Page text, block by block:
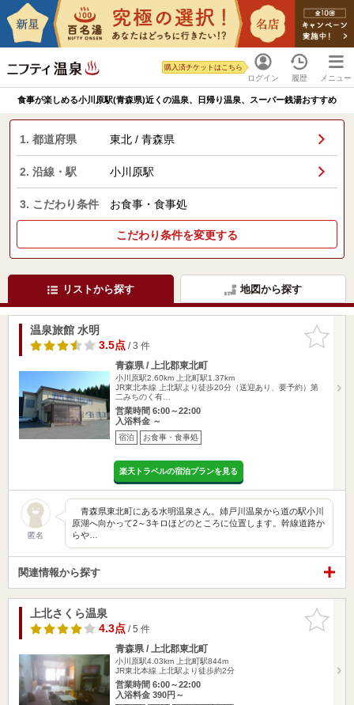
ログイン
購入済チケットはこちら
履歴 メニュー
食事が楽しめる小川原駅(青森県)近くの温泉、日帰り温泉、スーパー銭湯おすすめ
1. 都道府県 東北 / 青森県
2. 沿線・駅 小川原駅
3. こだわり条件 お食事・食事処
こだわり条件を変更する
リストから探す 地図から探す
お気に入
りに追加
温泉旅館 水明
3.5点/ 3 件
青森県 / 上北郡東北町
小川原駅2.60km
上北町駅1.37km
JR東北本線 上北駅より徒歩20分（送迎あり、要予約）第
二みちのく有…
営業時間 6:00～22:00
入浴料金 ～
宿泊 お食事・食事処
楽天トラベルの宿泊プランを見る
匿名
青森県東北町にある水明温泉さん。姉戸川温泉から道の駅小川
原湖へ向かって2～3キロほどのところに位置します。幹線道路か
らや…
関連情報から探す
お気に入
りに追加
上北さくら温泉
4.3点/ 5 件
青森県 / 上北郡東北町
小川原駅4.03km
上北町駅844m
JR東北本線 上北駅より徒歩約2分
営業時間 6:00～22:00
入浴料金 390円～